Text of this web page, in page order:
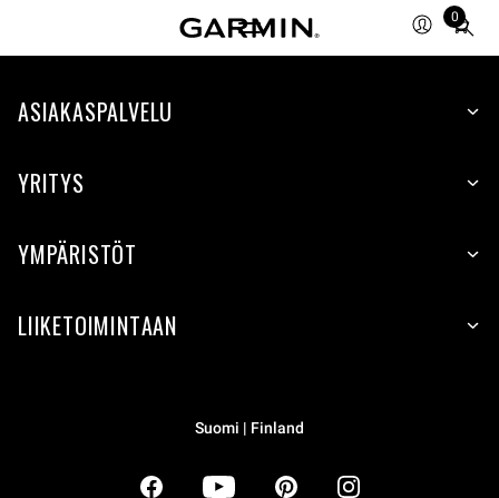
0
Total
items
cart:
ASIAKASPALVELU
YRITYS
YMPÄRISTÖT
LIIKETOIMINTAAN
Suomi | Finland